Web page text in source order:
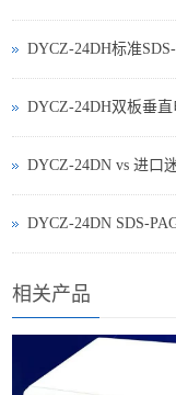
DYCZ-24DH标准
DYCZ-24DH双板垂
DYCZ‑24DN vs 进口
DYCZ‑24DN
相关产品